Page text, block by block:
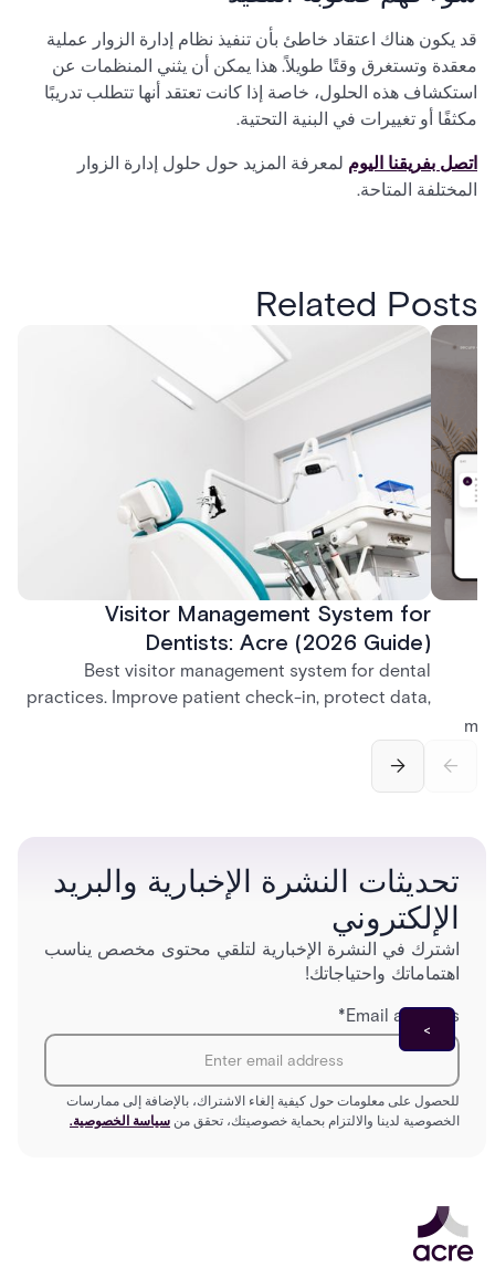
قد يكون هناك اعتقاد خاطئ بأن تنفيذ نظام إدارة الزوار عملية
معقدة وتستغرق وقتًا طويلاً. هذا يمكن أن يثني المنظمات عن
استكشاف هذه الحلول، خاصة إذا كانت تعتقد أنها تتطلب تدريبًا
مكثفًا أو تغييرات في البنية التحتية.
اتصل بفريقنا اليوم لمعرفة المزيد حول حلول إدارة الزوار
المختلفة المتاحة.
Related Posts
Visitor Management System for
Dentists: Acre (2026 Guide)
Best visitor management system for dental
practices. Improve patient check-in, protect data,
تحديثات النشرة الإخبارية والبريد
الإلكتروني
اشترك في النشرة الإخبارية لتلقي محتوى مخصص يناسب
اهتماماتك واحتياجاتك!
Email address
*
للحصول على معلومات حول كيفية إلغاء الاشتراك، بالإضافة إلى ممارسات
الخصوصية لدينا والالتزام بحماية خصوصيتك، تحقق من سياسة الخصوصية.